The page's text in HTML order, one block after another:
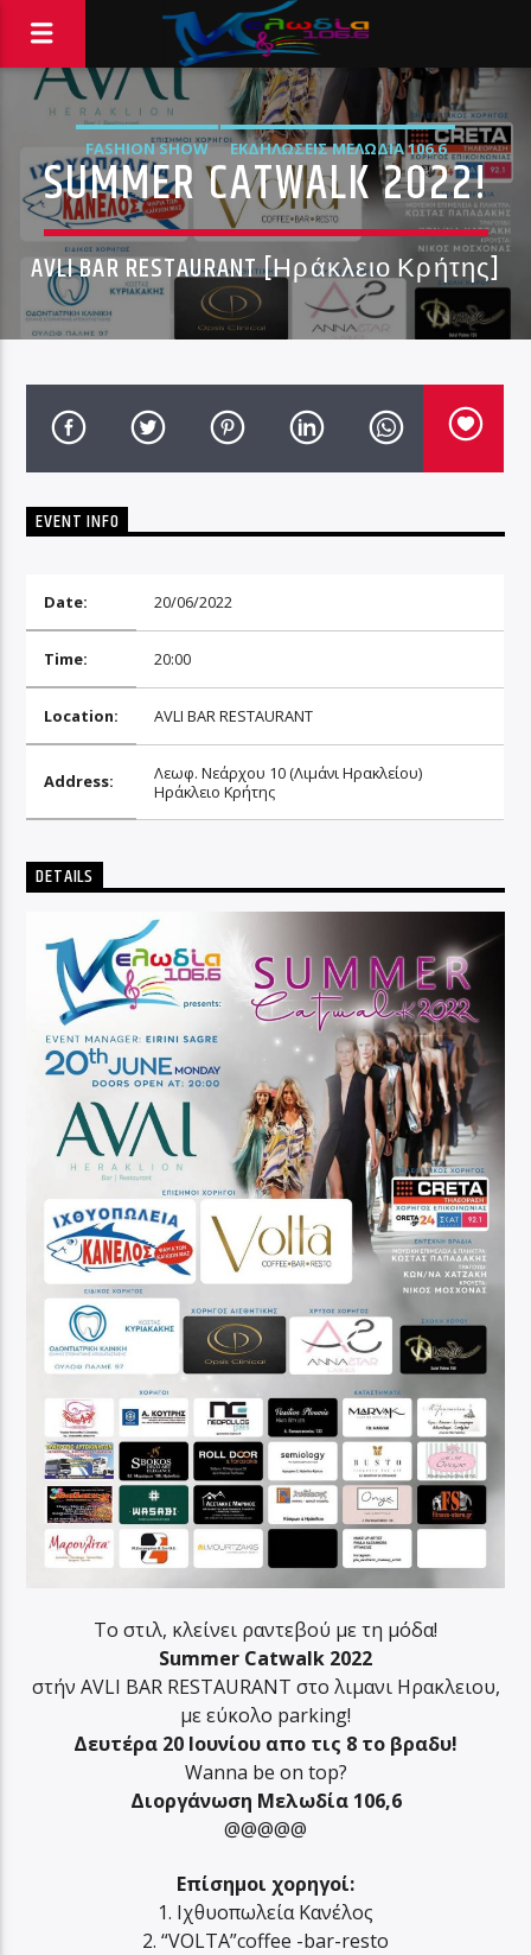
FASHION SHOW ΕΚΔΗΛΏΣΕΙΣ ΜΕΛΩΔΊΑ 106.6
SUMMER CATWALK 2022!
AVLI BAR RESTAURANT [Ηράκλειο Κρήτης]
EVENT INFO
Date: 20/06/2022
Time: 20:00
Location: AVLI BAR RESTAURANT
Address:
Λεωφ. Νεάρχου 10 (Λιμάνι Ηρακλείου)
Ηράκλειο Κρήτης
DETAILS
Το στιλ, κλείνει ραντεβού με τη μόδα!
Summer Catwalk 2022
στήν AVLI BAR RESTAURANT στο λιμανι Ηρακλειου,
με εύκολο parking!
Δευτέρα 20 Ιουνίου απο τις 8 το βραδυ!
Wanna be on top?
Διοργάνωση Μελωδία 106,6
@@@@@
Eπίσημοι χορηγοί:
1. Ιχθυοπωλεία Κανέλος
2. “VOLTA”coffee -bar-resto